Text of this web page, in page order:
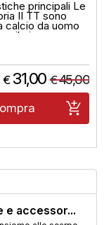
principali Le
II TT sono
calcio da uomo
il gioco s...
€ 31,00 €45,00
e accessor...